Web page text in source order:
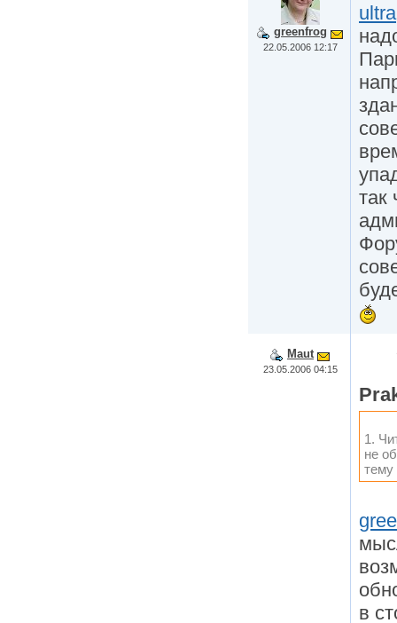
greenfrog
22.05.2006 12:17
ultra
так
Maut
23.05.2006 04:15
1.
не
тему
в